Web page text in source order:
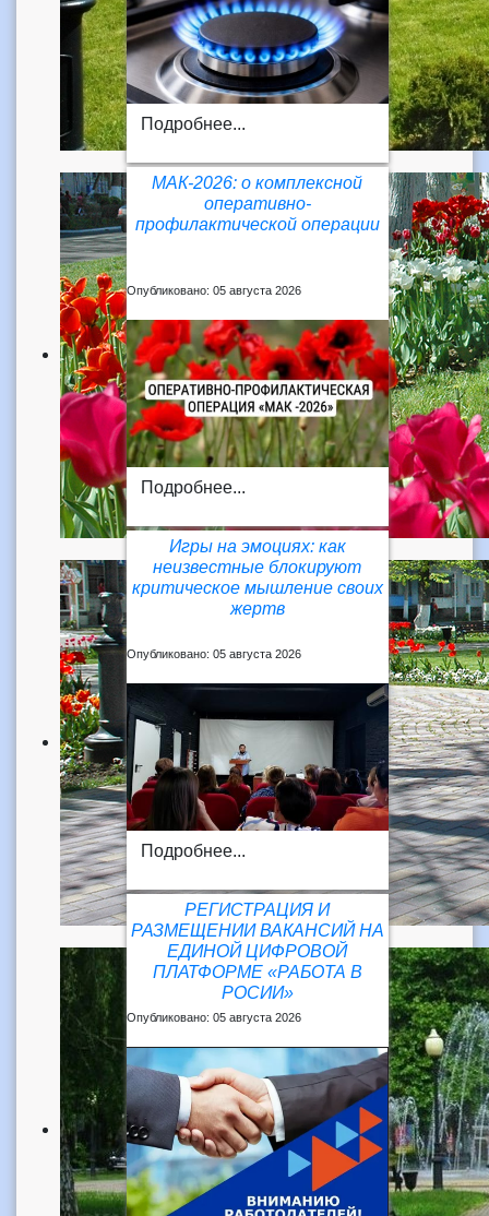
Подробнее...
МАК-2026: о комплексной
оперативно-
профилактической операции
Опубликовано: 05 августа 2026
Подробнее...
Игры на эмоциях: как
неизвестные блокируют
критическое мышление своих
жертв
Опубликовано: 05 августа 2026
Подробнее...
РЕГИСТРАЦИЯ И
РАЗМЕЩЕНИИ ВАКАНСИЙ НА
ЕДИНОЙ ЦИФРОВОЙ
ПЛАТФОРМЕ «РАБОТА В
РОСИИ»
Опубликовано: 05 августа 2026